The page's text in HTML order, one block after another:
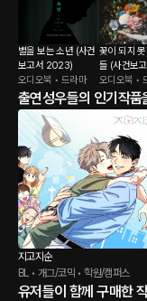
별을 보는 소년 (사건
보고서 2023)
오디오북 • 드라마
꽃이 되지
들 (사건보
2)
오디오북 •
출연성우들의 인기작품
지고지순
BL • 개그/코믹 • 학원/캠퍼스
유저들이 함께 구매한